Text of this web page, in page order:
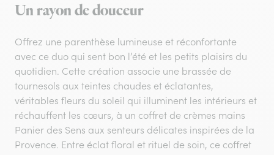
Un rayon de douceur
Offrez une parenthèse lumineuse et réconfortante
avec ce duo qui sent bon l’été et les petits plaisirs du
quotidien. Cette création associe une brassée de
tournesols aux teintes chaudes et éclatantes,
véritables fleurs du soleil qui illuminent les intérieurs et
réchauffent les cœurs, à un coffret de crèmes mains
Panier des Sens aux senteurs délicates inspirées de la
Provence. Entre éclat floral et rituel de soin, ce coffret